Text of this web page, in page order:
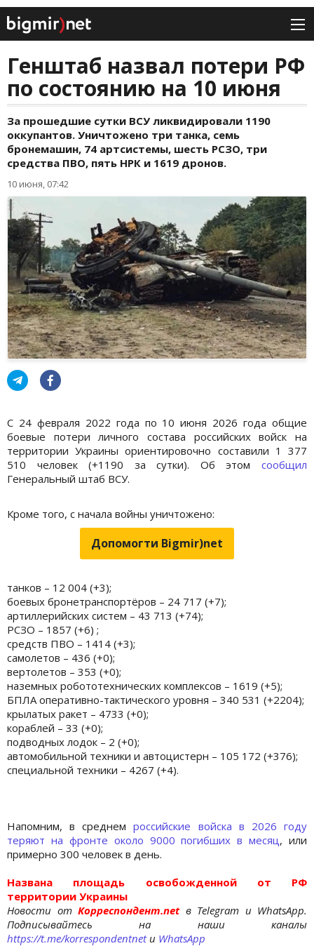
Генштаб назвал потери РФ
по состоянию на 10 июня
За прошедшие сутки ВСУ ликвидировали 1190
оккупантов. Уничтожено три танка, семь
бронемашин, 74 артсистемы, шесть РСЗО, три
средства ПВО, пять НРК и 1619 дронов.
10 июня, 07:42
С 24 февраля 2022 года по 10 июня 2026 года общие
боевые потери личного состава российских войск на
территории Украины ориентировочно составили 1 377
510 человек (+1190 за сутки). Об этом сообщил
Генеральный штаб ВСУ.
Кроме того, с начала войны уничтожено:
Допомогти Bigmir)net
танков – 12 004 (+3);
боевых бронетранспортёров – 24 717 (+7);
артиллерийских систем – 43 713 (+74);
РСЗО – 1857 (+6) ;
средств ПВО – 1414 (+3);
самолетов – 436 (+0);
вертолетов – 353 (+0);
наземных робототехнических комплексов – 1619 (+5);
БПЛА оперативно-тактического уровня – 340 531 (+2204);
крылатых ракет – 4733 (+0);
кораблей – 33 (+0);
подводных лодок – 2 (+0);
автомобильной техники и автоцистерн – 105 172 (+376);
специальной техники – 4267 (+4).
Напомним, в среднемроссийские войска в 2026 году
теряют на фронте около 9000 погибших в месяц , или
примерно 300 человек в день.
Названа площадь освобожденной от РФ
территории Украины
Новости отКорреспондент.net в Telegram и WhatsApp.
Подписывайтесь на наши каналы
https://t.me/korrespondentnetи WhatsApp